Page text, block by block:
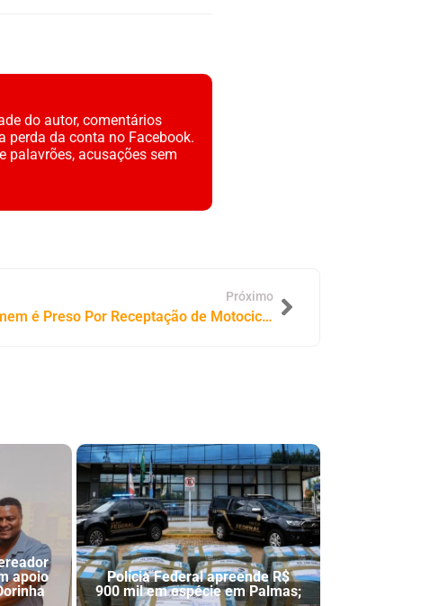
do autor, comentários
perda da conta no Facebook.
palavrões, acusações sem
Próximo
Sampaio do Tocantins: Homem é Preso Por Receptação de Motocicleta Furtada
apoio
Polícia Federal apreende R$
900 mil em espécie em Palmas;